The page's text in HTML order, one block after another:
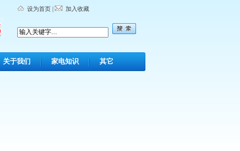
设为首页 加入收藏
关于我们 家电知识 其它